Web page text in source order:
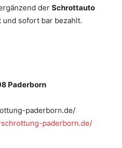
der Schrottauto
sofort bar bezahlt.
Paderborn
paderborn.de/
paderborn.de/